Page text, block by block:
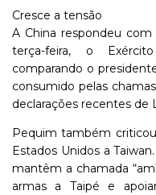
Cresce a tensão
A China respondeu
terça-feira, o
comparando o
consumido pelas
declarações recentes de
Pequim também
Estados Unidos a
mantêm a chamada
armas a Taipé e